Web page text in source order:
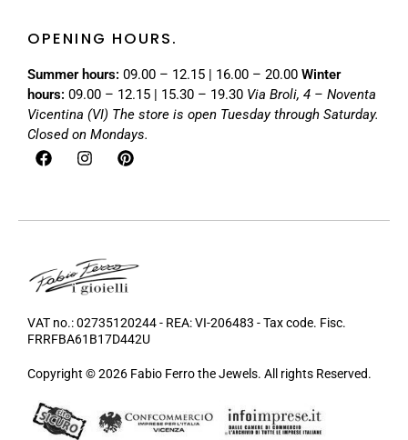
OPENING HOURS.
Summer hours: 09.00 – 12.15 | 16.00 – 20.00 Winter
hours: 09.00 – 12.15 | 15.30 – 19.30 Via Broli, 4 – Noventa
Vicentina (VI) The store is open Tuesday through Saturday.
Closed on Mondays.
VAT no.: 02735120244 - REA: VI-206483 - Tax code. Fisc.
FRRFBA61B17D442U
Copyright © 2026 Fabio Ferro the Jewels. All rights Reserved.